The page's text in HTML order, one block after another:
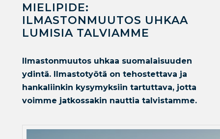
MIELIPIDE:
ILMASTONMUUTOS UHKAA
LUMISIA TALVIAMME
Ilmastonmuutos uhkaa suomalaisuuden
ydintä. Ilmastotyötä on tehostettava ja
hankaliinkin kysymyksiin tartuttava, jotta
voimme jatkossakin nauttia talvistamme.